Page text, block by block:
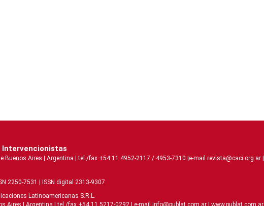
Intervencionistas
Buenos Aires | Argentina | tel./fax +54 11 4952-2117 / 4953-7310 |e-mail revista@caci.org.ar |
2250-7531 | ISSN digital 2313-9307
Latinoamericanas S.R.L.